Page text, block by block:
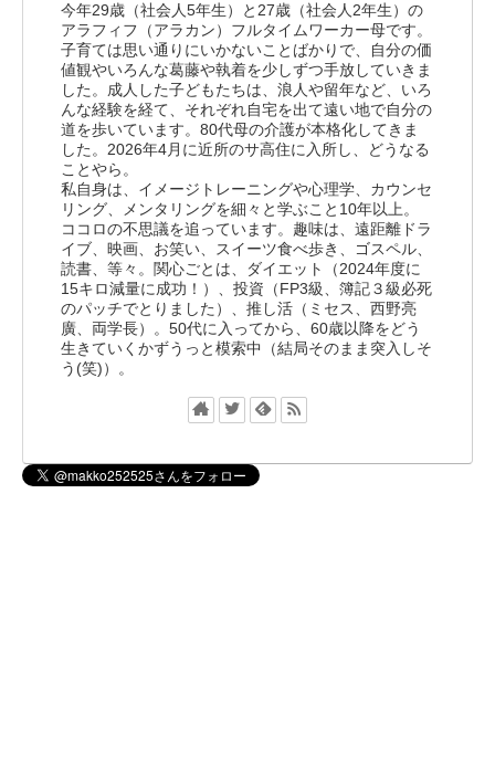
今年29歳（社会人5年生）と27歳（社会人2年生）の
アラフィフ（アラカン）フルタイムワーカー母です。
子育ては思い通りにいかないことばかりで、自分の価
値観やいろんな葛藤や執着を少しずつ手放していきま
した。成人した子どもたちは、浪人や留年など、いろ
んな経験を経て、それぞれ自宅を出て遠い地で自分の
道を歩いています。80代母の介護が本格化してきま
した。2026年4月に近所のサ高住に入所し、どうなる
ことやら。
私自身は、イメージトレーニングや心理学、カウンセ
リング、メンタリングを細々と学ぶこと10年以上。
ココロの不思議を追っています。趣味は、遠距離ドラ
イブ、映画、お笑い、スイーツ食べ歩き、ゴスペル、
読書、等々。関心ごとは、ダイエット（2024年度に
15キロ減量に成功！）、投資（FP3級、簿記３級必死
のパッチでとりました）、推し活（ミセス、西野亮
廣、両学長）。50代に入ってから、60歳以降をどう
生きていくかずうっと模索中（結局そのまま突入しそ
う(笑)）。